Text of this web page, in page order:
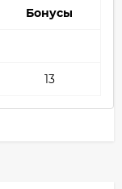
Бонусы
13